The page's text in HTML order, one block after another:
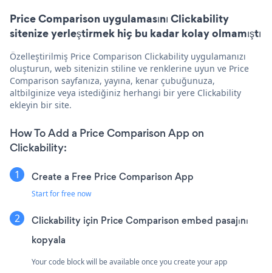
Price Comparison uygulamasını Clickability
sitenize yerleştirmek hiç bu kadar kolay olmamıştı
Özelleştirilmiş Price Comparison Clickability uygulamanızı
oluşturun, web sitenizin stiline ve renklerine uyun ve Price
Comparison sayfanıza, yayına, kenar çubuğunuza,
altbilginize veya istediğiniz herhangi bir yere Clickability
ekleyin bir site.
How To Add a Price Comparison App on
Clickability:
Create a Free Price Comparison App
Start for free now
Clickability için Price Comparison embed pasajını
kopyala
Your code block will be available once you create your app